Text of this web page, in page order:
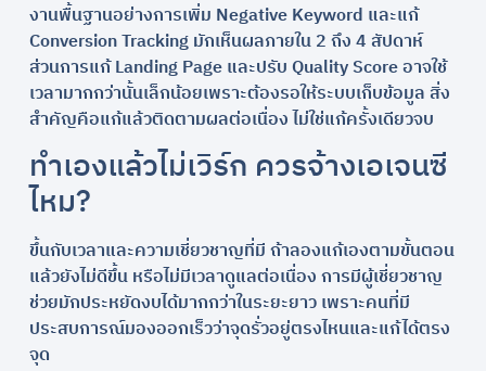
งานพื้นฐานอย่างการเพิ่ม Negative Keyword และแก้
Conversion Tracking มักเห็นผลภายใน 2 ถึง 4 สัปดาห์
ส่วนการแก้ Landing Page และปรับ Quality Score อาจใช้
เวลามากกว่านั้นเล็กน้อยเพราะต้องรอให้ระบบเก็บข้อมูล สิ่ง
สำคัญคือแก้แล้วติดตามผลต่อเนื่อง ไม่ใช่แก้ครั้งเดียวจบ
ทำเองแล้วไม่เวิร์ก ควรจ้างเอเจนซี
ไหม?
ขึ้นกับเวลาและความเชี่ยวชาญที่มี ถ้าลองแก้เองตามขั้นตอน
แล้วยังไม่ดีขึ้น หรือไม่มีเวลาดูแลต่อเนื่อง การมีผู้เชี่ยวชาญ
ช่วยมักประหยัดงบได้มากกว่าในระยะยาว เพราะคนที่มี
ประสบการณ์มองออกเร็วว่าจุดรั่วอยู่ตรงไหนและแก้ได้ตรง
จุด